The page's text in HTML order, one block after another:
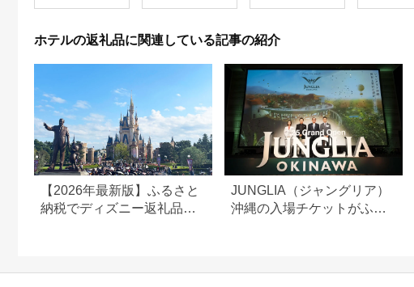
ホテルの返礼品に関連している記事の紹介
【2026年最新版】ふるさと
納税でディズニー返礼品は
JUNGLIA（ジャングリア）
沖縄の入場チケットがふる